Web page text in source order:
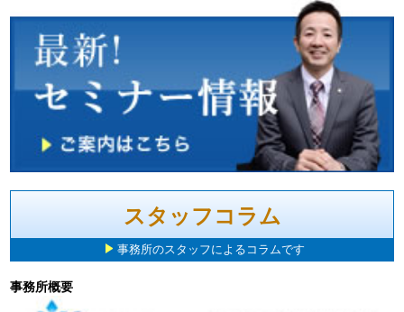
スタッフコラム
事務所のスタッフによるコラムです
事務所概要